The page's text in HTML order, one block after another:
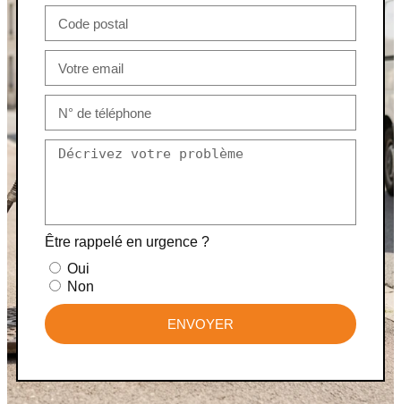
Être rappelé en urgence ?
Oui
Non
ENVOYER